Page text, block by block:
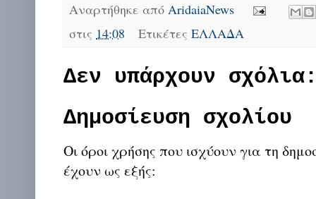
Αναρτήθηκε από AridaiaNews
στις 14:08 ΕτικέτεςΕΛΛΑΔΑ
Δεν υπάρχουν
Δημοσίευση σχολίου
Οι όροι χρήσης που ισχύουν για τη
έχουν ως εξής: